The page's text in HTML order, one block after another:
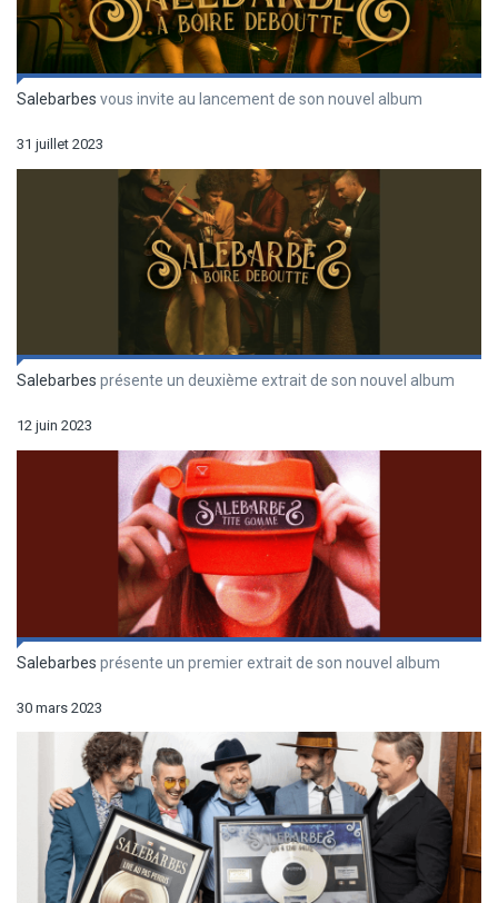
Salebarbes vous invite au lancement de son nouvel album
31 juillet 2023
Salebarbes présente un deuxième extrait de son nouvel album
12 juin 2023
Salebarbes présente un premier extrait de son nouvel album
30 mars 2023